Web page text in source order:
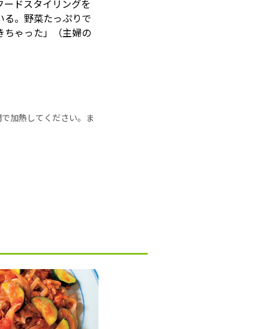
ドスタイリングを
。野菜たっぷりで
ゃった」（主婦の
加熱してください。ま